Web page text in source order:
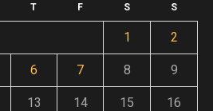
T F S S
1 2
6 7 8 9
13 14 15 16